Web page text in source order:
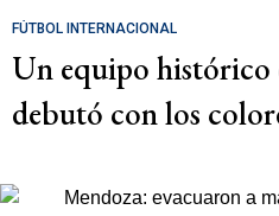
FÚTBOL INTERNACIONAL
Un equipo
debutó con los